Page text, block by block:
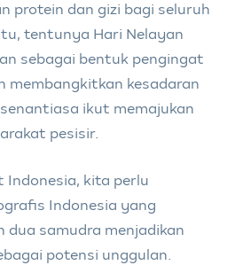
protein dan gizi bagi seluruh
tentunya Hari Nelayan
sebagai bentuk pengingat
membangkitkan kesadaran
ikut memajukan
pesisir.
Indonesia, kita perlu
Indonesia yang
dua samudra menjadikan
potensi unggulan.